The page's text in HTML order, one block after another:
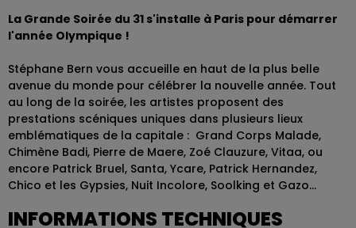
La Grande Soirée du 31 s'installe à Paris pour démarrer
l'année Olympique !
Stéphane Bern vous accueille en haut de la plus belle
avenue du monde pour célébrer la nouvelle année. Tout
au long de la soirée, les artistes proposent des
prestations scéniques uniques dans plusieurs lieux
emblématiques de la capitale : Grand Corps Malade,
Chimène Badi, Pierre de Maere, Zoé Clauzure, Vitaa, ou
encore Patrick Bruel, Santa, Ycare, Patrick Hernandez,
Chico et les Gypsies, Nuit Incolore, Soolking et Gazo...
INFORMATIONS TECHNIQUES